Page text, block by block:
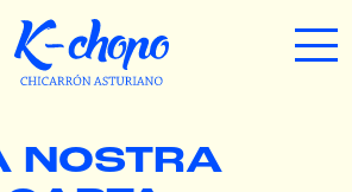
NOSTRA